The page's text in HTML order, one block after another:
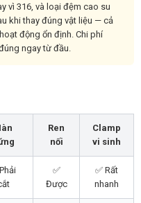
vì 316, và loại đệm cao su
khi thay đúng vật liệu — cả
động ổn định. Chi phí
ngay từ đầu.
Ren
nối
Clamp
vi sinh
✅
Được
✅ Rất
nhanh